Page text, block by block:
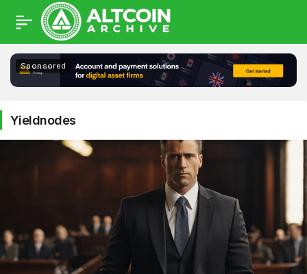
Yieldnodes
Haberleri
Sponsored
Yieldnodes